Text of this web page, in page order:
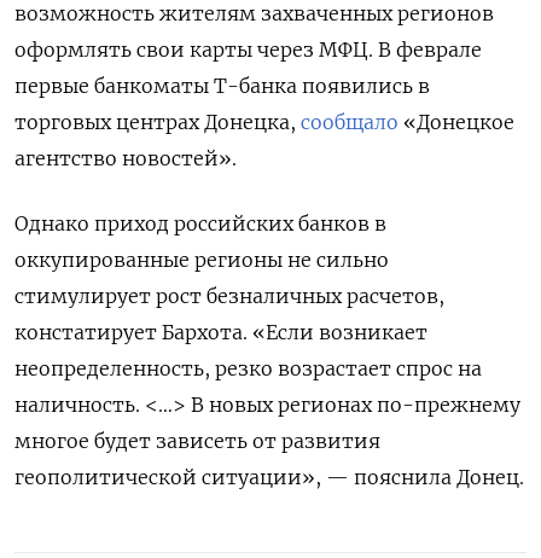
возможность жителям захваченных регионов
оформлять свои карты через МФЦ. В феврале
первые банкоматы Т-банка появились в
торговых центрах Донецка, сообщало «Донецкое
агентство новостей».
Однако приход российских банков в
оккупированные регионы не сильно
стимулирует рост безналичных расчетов,
констатирует Бархота. «Если возникает
неопределенность, резко возрастает спрос на
наличность. <…> В новых регионах по-прежнему
многое будет зависеть от развития
геополитической ситуации», — пояснила Донец.